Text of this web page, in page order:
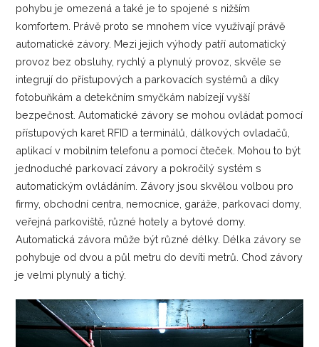
pohybu je omezená a také je to spojené s nižším
komfortem. Právě proto se mnohem více využívají právě
automatické závory. Mezi jejich výhody patří automatický
provoz bez obsluhy, rychlý a plynulý provoz, skvěle se
integrují do přístupových a parkovacích systémů a díky
fotobuňkám a detekčním smyčkám nabízejí vyšší
bezpečnost. Automatické závory se mohou ovládat pomocí
přístupových karet RFID a terminálů, dálkových ovladačů,
aplikací v mobilním telefonu a pomocí čteček. Mohou to být
jednoduché parkovací závory a pokročilý systém s
automatickým ovládáním. Závory jsou skvělou volbou pro
firmy, obchodní centra, nemocnice, garáže, parkovací domy,
veřejná parkoviště, různé hotely a bytové domy.
Automatická závora může být různé délky. Délka závory se
pohybuje od dvou a půl metru do devíti metrů. Chod závory
je velmi plynulý a tichý.